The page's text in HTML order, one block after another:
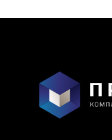
являются
Обработка
Сделано в
Мы ВКонтакте